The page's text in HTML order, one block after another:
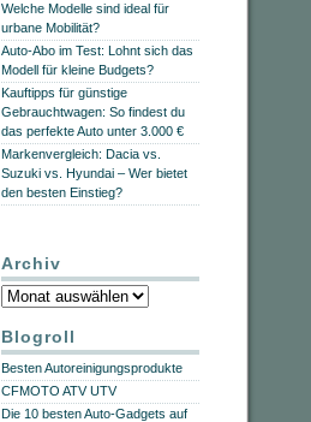
Welche Modelle sind ideal für
urbane Mobilität?
Auto-Abo im Test: Lohnt sich das
Modell für kleine Budgets?
Kauftipps für günstige
Gebrauchtwagen: So findest du
das perfekte Auto unter 3.000 €
Markenvergleich: Dacia vs.
Suzuki vs. Hyundai – Wer bietet
den besten Einstieg?
Archiv
Archiv
Blogroll
Besten Autoreinigungsprodukte
CFMOTO ATV UTV
Die 10 besten Auto-Gadgets auf